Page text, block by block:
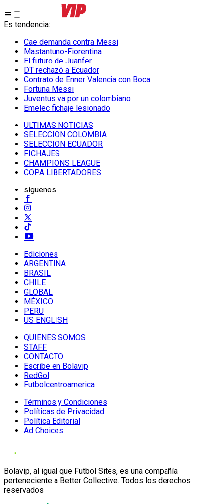
Es tendencia:
Cae demanda contra Messi
Mastantuno-Fiorentina
El futuro de Juanfer
DT rechazó a Ecuador
Contrato de Enner Valencia con Boca
Fortuna Messi
Juventus va por un colombiano
Emelec fichaje lesionado
ULTIMAS NOTICIAS
SELECCION COLOMBIA
SELECCION ECUADOR
FICHAJES
CHAMPIONS LEAGUE
COPA LIBERTADORES
síguenos
Ediciones
ARGENTINA
BRASIL
CHILE
GLOBAL
MÉXICO
PERU
US ENGLISH
QUIENES SOMOS
STAFF
CONTACTO
Escribe en Bolavip
RedGol
Futbolcentroamerica
Términos y Condiciones
Políticas de Privacidad
Política Editorial
Ad Choices
Bolavip, al igual que Futbol Sites, es una compañía
perteneciente a Better Collective. Todos los derechos
reservados